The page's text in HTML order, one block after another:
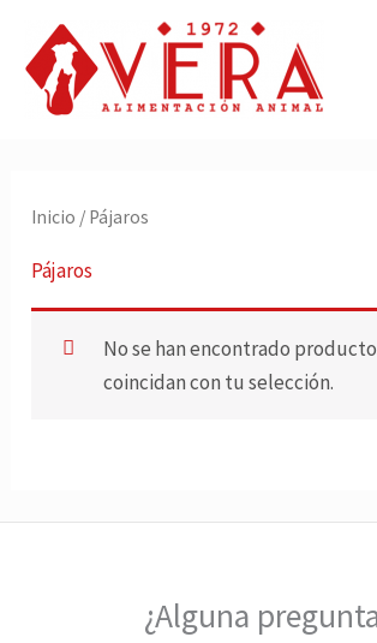
contenido
Inicio / Pájaros
Pájaros
No se han encontrado
coincidan con tu selección.
¿Alguna